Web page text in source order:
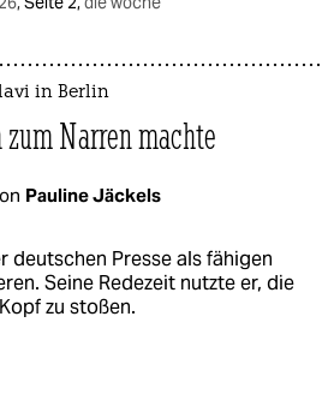
in Berlin
Narren machte
Pauline Jäckels
deutschen Presse als fähigen
Seine Redezeit nutzte er, die
zu stoßen.